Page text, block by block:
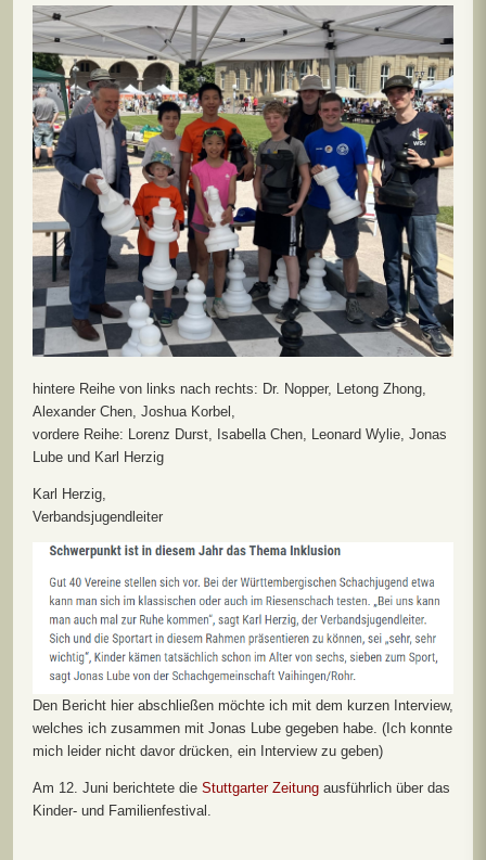
hintere Reihe von links nach rechts: Dr. Nopper, Letong Zhong,
Alexander Chen, Joshua Korbel,
vordere Reihe: Lorenz Durst, Isabella Chen, Leonard Wylie, Jonas
Lube und Karl Herzig
Karl Herzig,
Verbandsjugendleiter
Den Bericht hier abschließen möchte ich mit dem kurzen Interview,
welches ich zusammen mit Jonas Lube gegeben habe. (Ich konnte
mich leider nicht davor drücken, ein Interview zu geben)
Am 12. Juni berichtete die Stuttgarter Zeitung ausführlich über das
Kinder- und Familienfestival.